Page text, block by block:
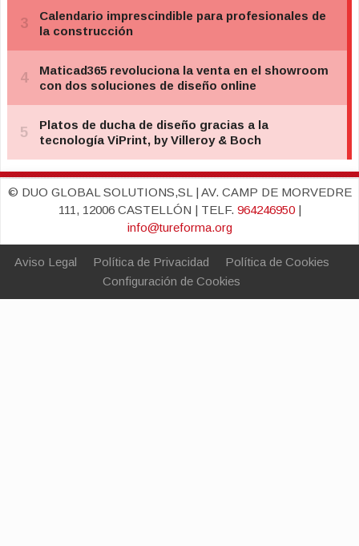
© DUO GLOBAL SOLUTIONS,SL | AV. CAMP DE MORVEDRE
111, 12006 CASTELLÓN | TELF. 964246950|
info@tureforma.org
Aviso Legal Política de Privacidad
Política de Cookies
Configuración de Cookies